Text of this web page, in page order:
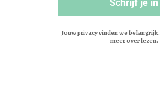
Schrijf je in
Jouw privacy vinden we belangrijk.
meer over lezen.